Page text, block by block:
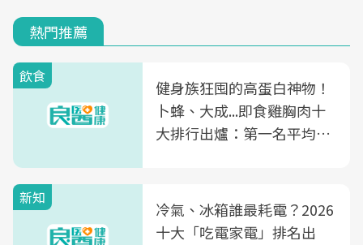
熱門推薦
飲食
健身族狂囤的高蛋白神物！
卜蜂、大成...即食雞胸肉十
大排行出爐：第一名平均一
新知
冷氣、冰箱誰最耗電？2026
十大「吃電家電」排名出